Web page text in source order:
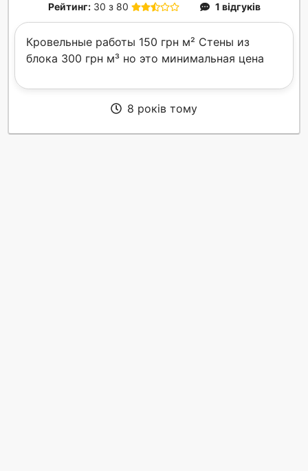
Рейтинг: 30 з 80 1 відгуків
Кровельные работы 150 грн м² Стены из
блока 300 грн м³ но это минимальная цена
8 років тому